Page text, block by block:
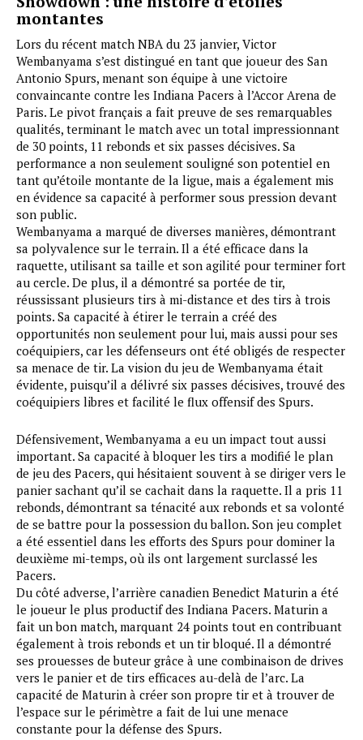
montantes
Lors du récent match NBA du 23 janvier, Victor
Wembanyama s’est distingué en tant que joueur des San
Antonio Spurs, menant son équipe à une victoire
convaincante contre les Indiana Pacers à l’Accor Arena de
Paris. Le pivot français a fait preuve de ses remarquables
qualités, terminant le match avec un total impressionnant
de 30 points, 11 rebonds et six passes décisives. Sa
performance a non seulement souligné son potentiel en
tant qu’étoile montante de la ligue, mais a également mis
en évidence sa capacité à performer sous pression devant
son public.
Wembanyama a marqué de diverses manières, démontrant
sa polyvalence sur le terrain. Il a été efficace dans la
raquette, utilisant sa taille et son agilité pour terminer fort
au cercle. De plus, il a démontré sa portée de tir,
réussissant plusieurs tirs à mi-distance et des tirs à trois
points. Sa capacité à étirer le terrain a créé des
opportunités non seulement pour lui, mais aussi pour ses
coéquipiers, car les défenseurs ont été obligés de respecter
sa menace de tir. La vision du jeu de Wembanyama était
évidente, puisqu’il a délivré six passes décisives, trouvé des
coéquipiers libres et facilité le flux offensif des Spurs.
Défensivement, Wembanyama a eu un impact tout aussi
important. Sa capacité à bloquer les tirs a modifié le plan
de jeu des Pacers, qui hésitaient souvent à se diriger vers le
panier sachant qu’il se cachait dans la raquette. Il a pris 11
rebonds, démontrant sa ténacité aux rebonds et sa volonté
de se battre pour la possession du ballon. Son jeu complet
a été essentiel dans les efforts des Spurs pour dominer la
deuxième mi-temps, où ils ont largement surclassé les
Pacers.
Du côté adverse, l’arrière canadien Benedict Maturin a été
le joueur le plus productif des Indiana Pacers. Maturin a
fait un bon match, marquant 24 points tout en contribuant
également à trois rebonds et un tir bloqué. Il a démontré
ses prouesses de buteur grâce à une combinaison de drives
vers le panier et de tirs efficaces au-delà de l’arc. La
capacité de Maturin à créer son propre tir et à trouver de
l’espace sur le périmètre a fait de lui une menace
constante pour la défense des Spurs.